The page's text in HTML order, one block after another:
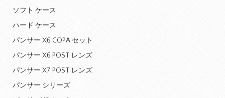
ソフト ケース
ハード ケース
パンサー X6 COPA セット
パンサー X6 POST レンズ
パンサー X7 POST レンズ
パンサー シリーズ